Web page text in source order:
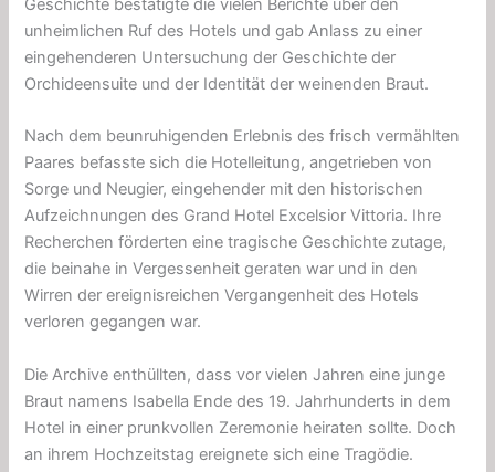
Geschichte bestätigte die vielen Berichte über den
unheimlichen Ruf des Hotels und gab Anlass zu einer
eingehenderen Untersuchung der Geschichte der
Orchideensuite und der Identität der weinenden Braut.
Nach dem beunruhigenden Erlebnis des frisch vermählten
Paares befasste sich die Hotelleitung, angetrieben von
Sorge und Neugier, eingehender mit den historischen
Aufzeichnungen des Grand Hotel Excelsior Vittoria. Ihre
Recherchen förderten eine tragische Geschichte zutage,
die beinahe in Vergessenheit geraten war und in den
Wirren der ereignisreichen Vergangenheit des Hotels
verloren gegangen war.
Die Archive enthüllten, dass vor vielen Jahren eine junge
Braut namens Isabella Ende des 19. Jahrhunderts in dem
Hotel in einer prunkvollen Zeremonie heiraten sollte. Doch
an ihrem Hochzeitstag ereignete sich eine Tragödie.